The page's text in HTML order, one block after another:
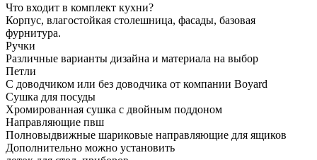
Что входит в комплект кухни?
Корпус, влагостойкая столешница, фасады, базовая
фурнитура.
Ручки
Различные варианты дизайна и материала на выбор
Петли
С доводчиком или без доводчика от компании Boyard
Сушка для посуды
Хромированная сушка с двойным поддоном
Направляющие пвш
Полновыдвижные шариковые направляющие для ящиков
Дополнительно можно установить